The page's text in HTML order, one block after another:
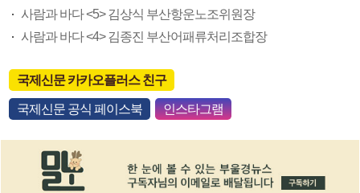
사람과 바다 <5> 김상식 부산항운노조위원장
사람과 바다 <4> 김종진 부산어패류처리조합장
국제신문 카카오플러스 친구
국제신문 공식 페이스북 인스타그램